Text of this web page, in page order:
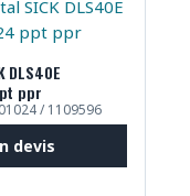
DLS40E
ppr
/ 1109596
devis